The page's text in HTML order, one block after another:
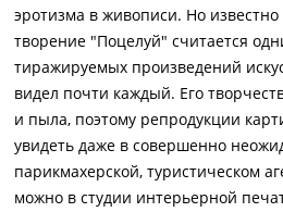
эротизма в живописи. Но известно
творение "Поцелуй" считается
тиражируемых произведений
видел почти каждый. Его
и пыла, поэтому репродукции
увидеть даже в совершенно
парикмахерской, туристическом
можно в студии интерьерной